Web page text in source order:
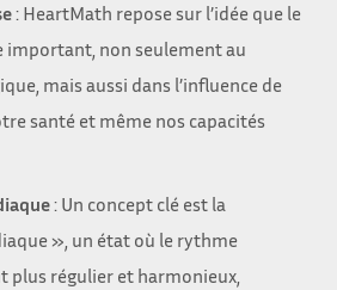
: HeartMath repose sur l’idée que le
important, non seulement au
mais aussi dans l’influence de
santé et même nos capacités
: Un concept clé est la
», un état où le rythme
plus régulier et harmonieux,